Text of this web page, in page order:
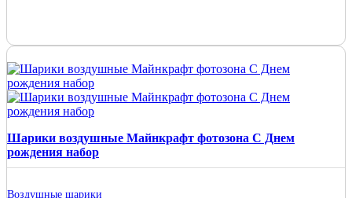
Шарики воздушные Майнкрафт фотозона С Днем
рождения набор
Воздушные шарики